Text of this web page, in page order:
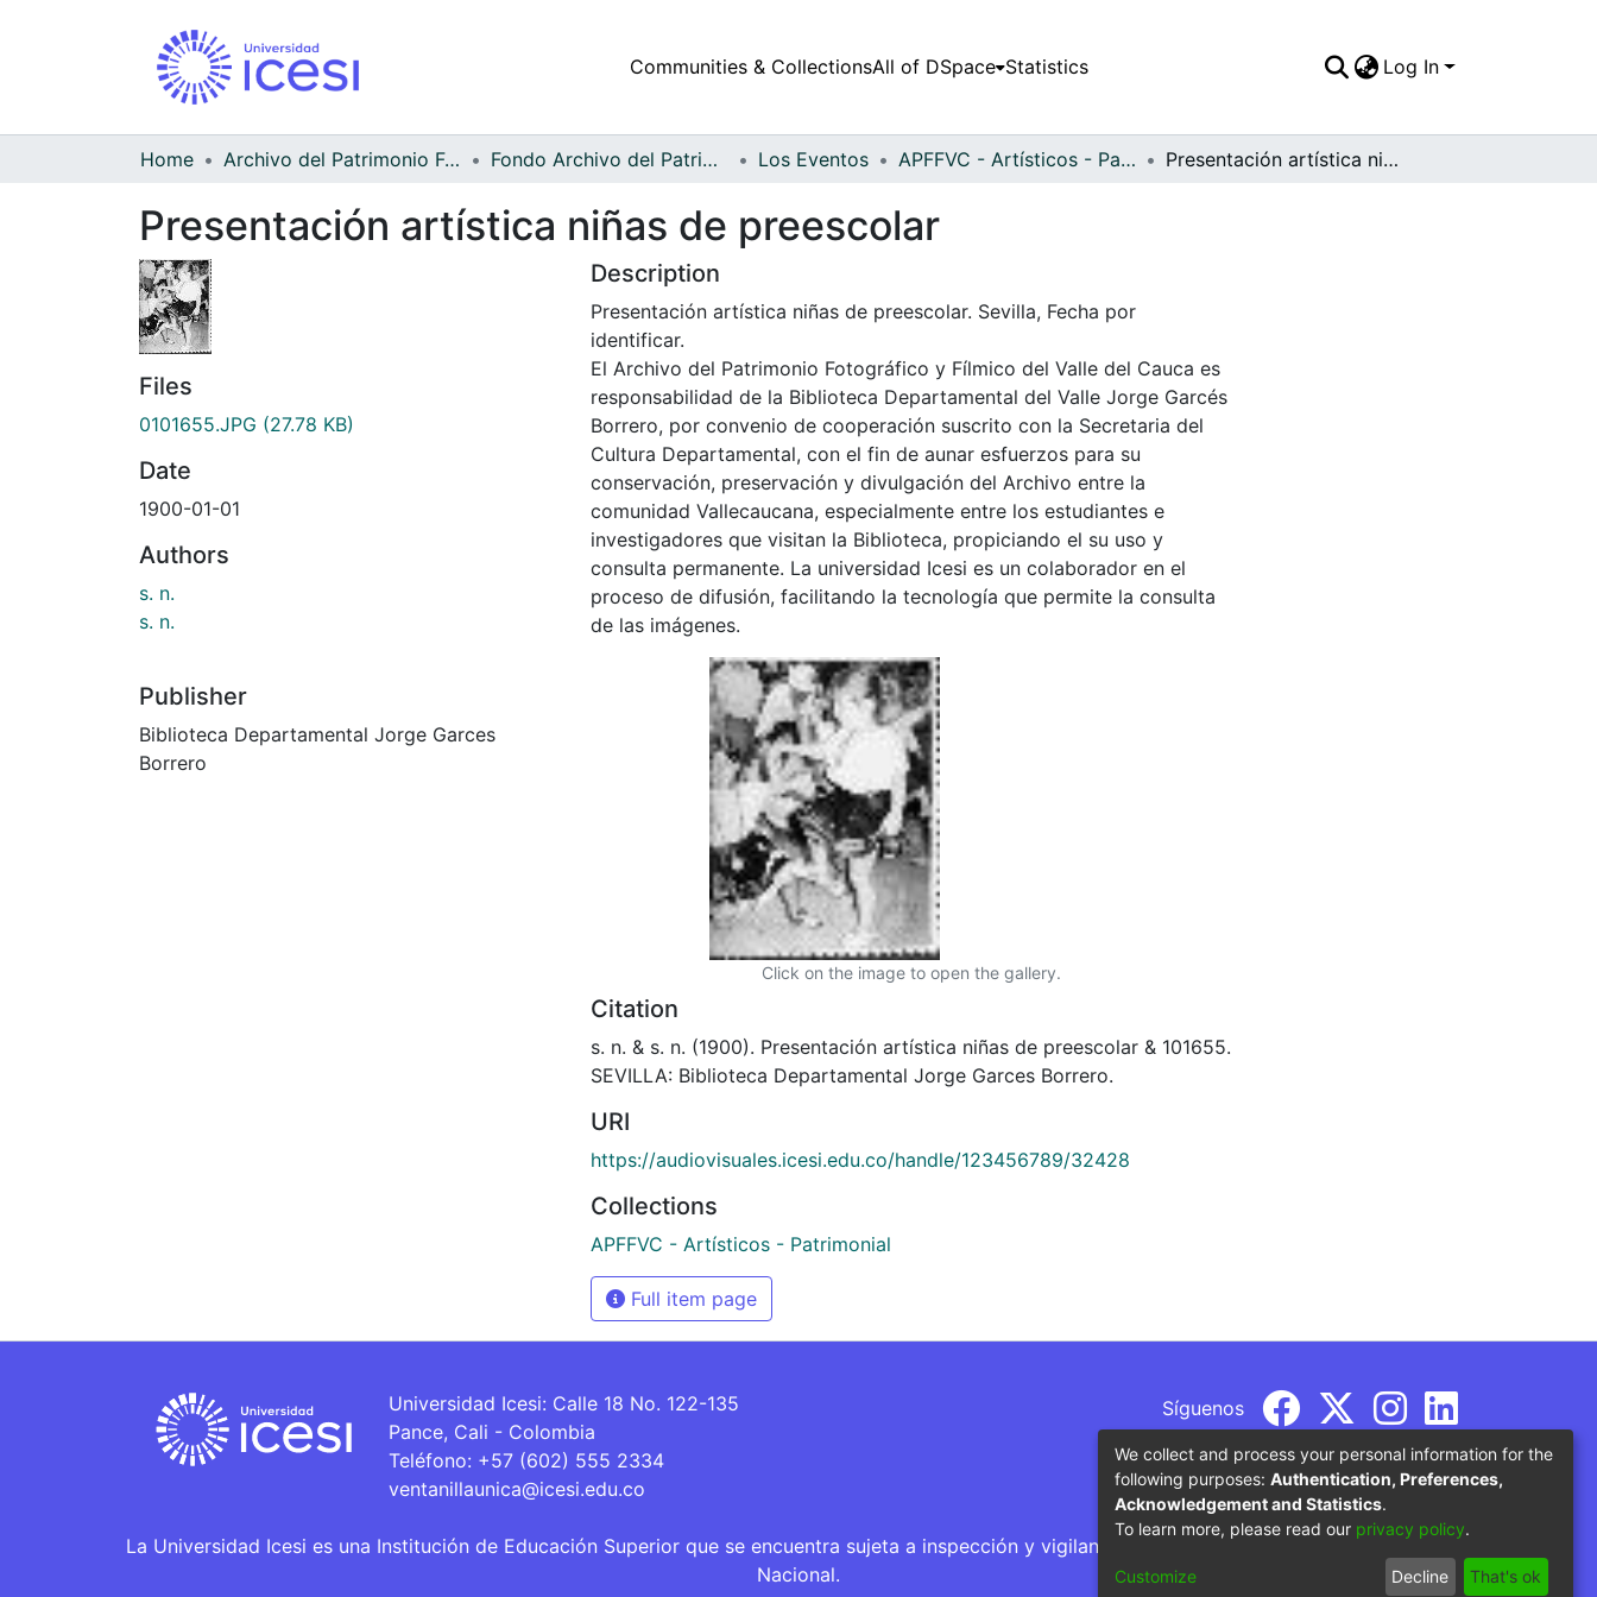
Communities & CollectionsAll of DSpace Statistics Log In
Home Archivo del Patrimonio Fotográfico y Fílmico del Valle del Cauca Fondo Archivo del Patrimonio Fotográfico y Fílmico del Valle del Cauca Los Eventos APFFVC - Artísticos - Patrimonial Presentación artística niñas de preescolar
Presentación artística niñas de preescolar
Files
0101655.JPG (27.78 KB)
Date
1900-01-01
Authors
s. n.
s. n.
Publisher
Biblioteca Departamental Jorge Garces
Borrero
Description
Presentación artística niñas de preescolar. Sevilla, Fecha por
identificar.
El Archivo del Patrimonio Fotográfico y Fílmico del Valle del Cauca es
responsabilidad de la Biblioteca Departamental del Valle Jorge Garcés
Borrero, por convenio de cooperación suscrito con la Secretaria del
Cultura Departamental, con el fin de aunar esfuerzos para su
conservación, preservación y divulgación del Archivo entre la
comunidad Vallecaucana, especialmente entre los estudiantes e
investigadores que visitan la Biblioteca, propiciando el su uso y
consulta permanente. La universidad Icesi es un colaborador en el
proceso de difusión, facilitando la tecnología que permite la consulta
de las imágenes.
Click on the image to open the gallery.
Citation
s. n. & s. n. (1900). Presentación artística niñas de preescolar & 101655.
SEVILLA: Biblioteca Departamental Jorge Garces Borrero.
URI
https://audiovisuales.icesi.edu.co/handle/123456789/32428
Collections
APFFVC - Artísticos - Patrimonial
Full item page
Universidad Icesi: Calle 18 No. 122-135
Pance, Cali - Colombia
Teléfono: +57 (602) 555 2334
ventanillaunica@icesi.edu.co
Síguenos
La Universidad Icesi es una Institución de Educación Superior que se encuentra sujeta a inspección y vigilancia por parte del Ministerio de Educación
Nacional.
We collect and process your personal information for the
following purposes: Authentication, Preferences,
Acknowledgement and Statistics.
To learn more, please read our privacy policy.
Customize Decline That's ok